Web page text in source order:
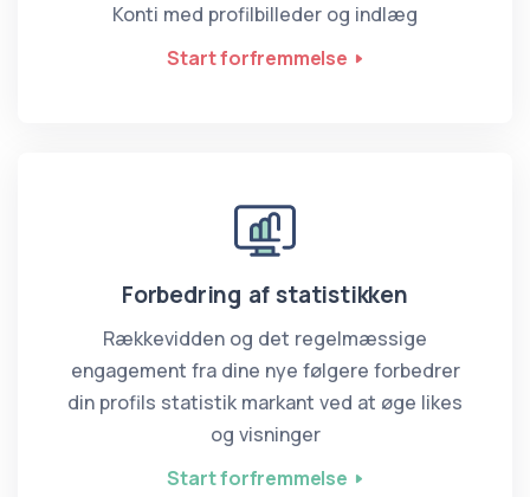
Konti med profilbilleder og indlæg
Start forfremmelse
Forbedring af statistikken
Rækkevidden og det regelmæssige
engagement fra dine nye følgere forbedrer
din profils statistik markant ved at øge likes
og visninger
Start forfremmelse